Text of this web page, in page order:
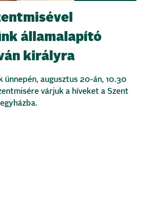
államalapító
királyra
ünnepén, augusztus 20-án, 10.30
várjuk a híveket a Szent